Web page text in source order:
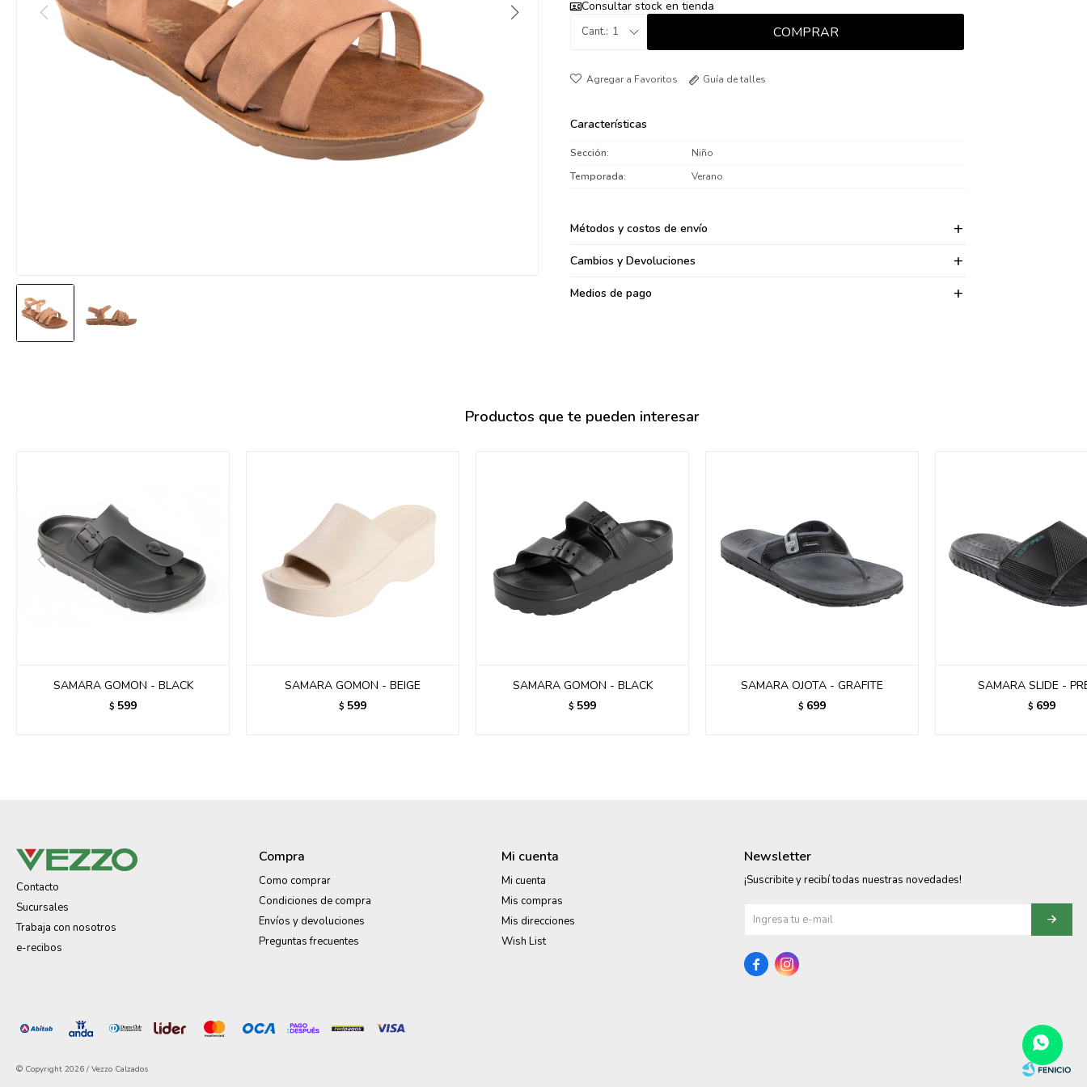
Consultar stock en tienda
1 COMPRAR
Guía de talles
Características
Sección
Niño
Temporada
Verano
Métodos y costos de envío
Cambios y Devoluciones
Medios de pago
Productos que te pueden interesar
SAMARA GOMON - BLACK
$ 599
SAMARA GOMON - BEIGE
$ 599
SAMARA GOMON - BLACK
$ 599
SAMARA OJOTA - GRAFITE
$ 699
SAMARA SLIDE -
$ 699
095900371
095900382
094499894
095900369
095101509
095660015
Contacto
Sucursales
Trabaja con nosotros
e-recibos
Compra
Como comprar
Condiciones de compra
Envíos y devoluciones
Preguntas frecuentes
Mi cuenta
Mi cuenta
Mis compras
Mis direcciones
Wish List
Newsletter
¡Suscribite y recibí todas nuestras novedades!
 
© Copyright 2026 / Vezzo Calzados